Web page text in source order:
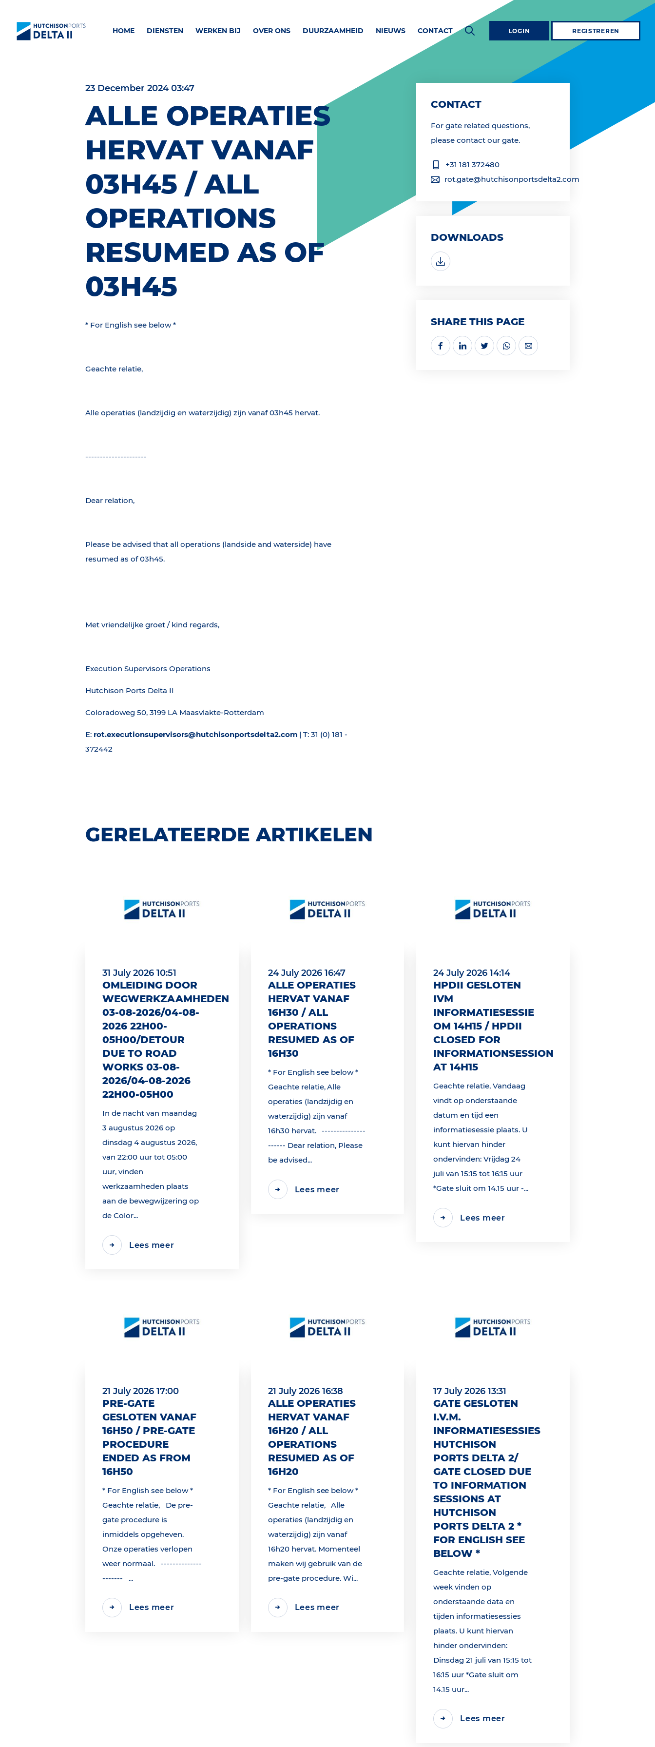
HOME DIENSTEN WERKEN BIJ OVER ONS DUURZAAMHEID NIEUWS CONTACT LOGIN REGISTREREN
23 December 2024 03:47
ALLE OPERATIES
HERVAT VANAF
03H45 / ALL
OPERATIONS
RESUMED AS OF
03H45
* For English see below *
Geachte relatie,
Alle operaties (landzijdig en waterzijdig) zijn vanaf 03h45 hervat.
---------------------
Dear relation,
Please be advised that all operations (landside and waterside) have
resumed as of 03h45.
Met vriendelijke groet / kind regards,
Execution Supervisors Operations
Hutchison Ports Delta II
Coloradoweg 50, 3199 LA Maasvlakte-Rotterdam
E: rot.executionsupervisors@hutchisonportsdelta2.com | T: 31 (0) 181 -
372442
CONTACT
For gate related questions,
please contact our gate.
+31 181 372480
rot.gate@hutchisonportsdelta2.com
DOWNLOADS
SHARE THIS PAGE
GERELATEERDE ARTIKELEN
31 July 2026 10:51
OMLEIDING DOOR
WEGWERKZAAMHEDEN
03-08-2026/04-08-
2026 22H00-
05H00/DETOUR
DUE TO ROAD
WORKS 03-08-
2026/04-08-2026
22H00-05H00
In de nacht van maandag
3 augustus 2026 op
dinsdag 4 augustus 2026,
van 22:00 uur tot 05:00
uur, vinden
werkzaamheden plaats
aan de bewegwijzering op
de Color...
Lees meer
24 July 2026 16:47
ALLE OPERATIES
HERVAT VANAF
16H30 / ALL
OPERATIONS
RESUMED AS OF
16H30
* For English see below *
Geachte relatie, Alle
operaties (landzijdig en
waterzijdig) zijn vanaf
16h30 hervat. ---------------
------ Dear relation, Please
be advised...
Lees meer
24 July 2026 14:14
HPDII GESLOTEN
IVM
INFORMATIESESSIE
OM 14H15 / HPDII
CLOSED FOR
INFORMATIONSESSION
AT 14H15
Geachte relatie, Vandaag
vindt op onderstaande
datum en tijd een
informatiesessie plaats. U
kunt hiervan hinder
ondervinden: Vrijdag 24
juli van 15:15 tot 16:15 uur
*Gate sluit om 14.15 uur -...
Lees meer
21 July 2026 17:00
PRE-GATE
GESLOTEN VANAF
16H50 / PRE-GATE
PROCEDURE
ENDED AS FROM
16H50
* For English see below *
Geachte relatie, De pre-
gate procedure is
inmiddels opgeheven.
Onze operaties verlopen
weer normaal. --------------
------- ...
Lees meer
21 July 2026 16:38
ALLE OPERATIES
HERVAT VANAF
16H20 / ALL
OPERATIONS
RESUMED AS OF
16H20
* For English see below *
Geachte relatie, Alle
operaties (landzijdig en
waterzijdig) zijn vanaf
16h20 hervat. Momenteel
maken wij gebruik van de
pre-gate procedure. Wi...
Lees meer
17 July 2026 13:31
GATE GESLOTEN
I.V.M.
INFORMATIESESSIES
HUTCHISON
PORTS DELTA 2/
GATE CLOSED DUE
TO INFORMATION
SESSIONS AT
HUTCHISON
PORTS DELTA 2 *
FOR ENGLISH SEE
BELOW *
Geachte relatie, Volgende
week vinden op
onderstaande data en
tijden informatiesessies
plaats. U kunt hiervan
hinder ondervinden:
Dinsdag 21 juli van 15:15 tot
16:15 uur *Gate sluit om
14.15 uur...
Lees meer